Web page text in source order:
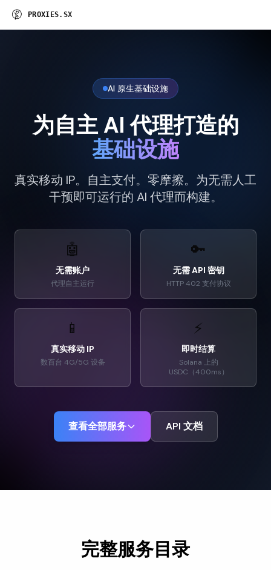
PROXI ES. SX
AI 原生基础设施
为自主 AI 代理打造的
基础设施
真实移动 IP。自主支付。零摩擦。为无需人工
干预即可运行的 AI 代理而构建。
🤖
无需账户
代理自主运行
🔑
无需 API 密钥
HTTP 402 支付协议
📱
真实移动 IP
数百台 4G/5G 设备
⚡
即时结算
Solana 上的
USDC（400ms）
查看全部服务 API 文档
完整服务目录